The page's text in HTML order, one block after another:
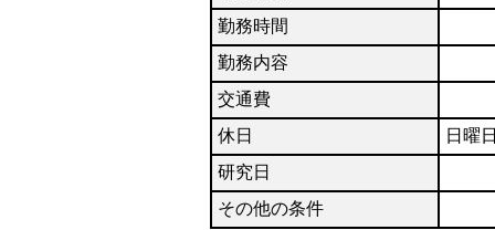
勤務時間
勤務内容
交通費
休日
日曜
研究日
その他の条件